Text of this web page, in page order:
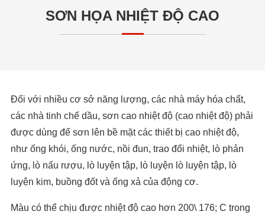
SƠN HỌA NHIỆT ĐỘ CAO
Đối với nhiều cơ sở năng lượng, các nhà máy hóa chất,
các nhà tinh chế dầu, sơn cao nhiệt độ (cao nhiệt độ) phải
được dùng để sơn lên bề mặt các thiết bị cao nhiệt độ,
như ống khói, ống nước, nồi đun, trao đổi nhiệt, lò phản
ứng, lò nấu rượu, lò luyện tập, lò luyện lò luyện tập, lò
luyện kim, buồng đốt và ống xả của động cơ.
Màu có thể chịu được nhiệt độ cao hơn 200\ 176; C trong